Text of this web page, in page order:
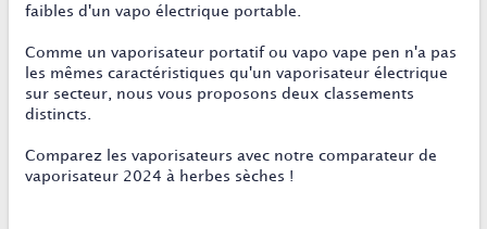
faibles d'un vapo électrique portable.
Comme un vaporisateur portatif ou vapo vape pen n'a pas
les mêmes caractéristiques qu'un vaporisateur électrique
sur secteur, nous vous proposons deux classements
distincts.
Comparez les vaporisateurs avec notre comparateur de
vaporisateur 2024 à herbes sèches !